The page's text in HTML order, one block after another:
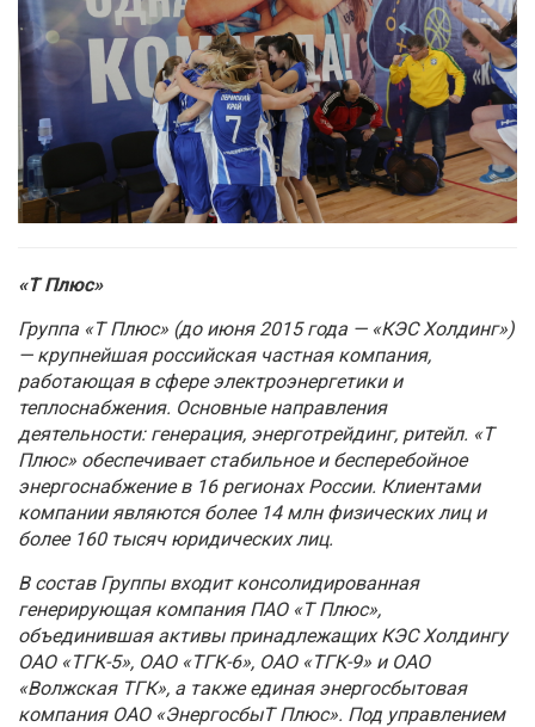
«Т Плюс»
Группа «Т Плюс» (до июня 2015 года — «КЭС Холдинг»)
— крупнейшая российская частная компания,
работающая в сфере электроэнергетики и
теплоснабжения. Основные направления
деятельности: генерация, энерготрейдинг, ритейл. «Т
Плюс» обеспечивает стабильное и бесперебойное
энергоснабжение в 16 регионах России. Клиентами
компании являются более 14 млн физических лиц и
более 160 тысяч юридических лиц.
В состав Группы входит консолидированная
генерирующая компания ПАО «Т Плюс»,
объединившая активы принадлежащих КЭС Холдингу
ОАО «ТГК-5», ОАО «ТГК-6», ОАО «ТГК-9» и ОАО
«Волжская ТГК», а также единая энергосбытовая
компания ОАО «ЭнергосбыТ Плюс». Под управлением